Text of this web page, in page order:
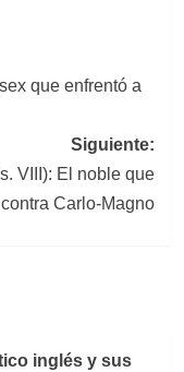
que enfrentó a
Siguiente:
VIII): El noble que
contra Carlo-Magno
inglés y sus